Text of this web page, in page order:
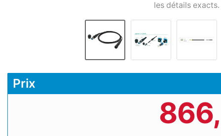
les détails exacts.
Prix